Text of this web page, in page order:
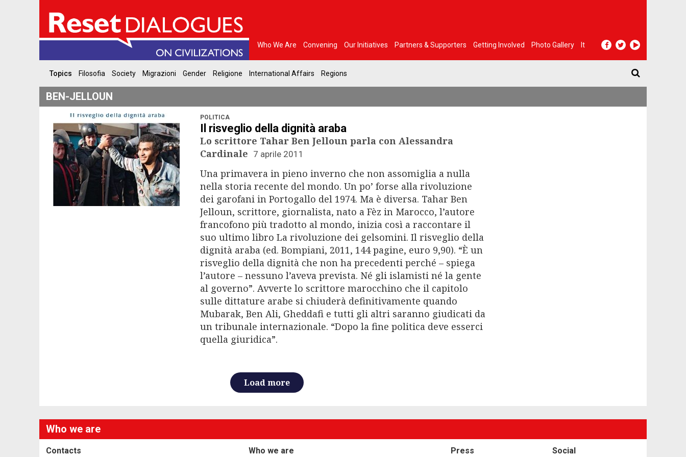
Who We Are Convening Our Initiatives Partners & Supporters Getting Involved Photo Gallery It
Topics Filosofia Society Migrazioni Gender Religione International Affairs Regions
BEN-JELLOUN
POLITICA
Il risveglio della dignità araba
Lo scrittore Tahar Ben Jelloun parla con Alessandra
Cardinale 7 aprile 2011
Una primavera in pieno inverno che non assomiglia a nulla
nella storia recente del mondo. Un po’ forse alla rivoluzione
dei garofani in Portogallo del 1974. Ma è diversa. Tahar Ben
Jelloun, scrittore, giornalista, nato a Fèz in Marocco, l’autore
francofono più tradotto al mondo, inizia così a raccontare il
suo ultimo libro La rivoluzione dei gelsomini. Il risveglio della
dignità araba (ed. Bompiani, 2011, 144 pagine, euro 9,90). “È un
risveglio della dignità che non ha precedenti perché – spiega
l’autore – nessuno l’aveva prevista. Né gli islamisti né la gente
al governo”. Avverte lo scrittore marocchino che il capitolo
sulle dittature arabe si chiuderà definitivamente quando
Mubarak, Ben Ali, Gheddafi e tutti gli altri saranno giudicati da
un tribunale internazionale. “Dopo la fine politica deve esserci
quella giuridica”.
Load more
Who we are
Contacts Who we are Press Social